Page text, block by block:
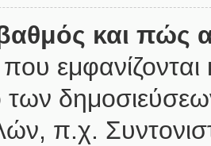
βαθμός και
που
π.χ.